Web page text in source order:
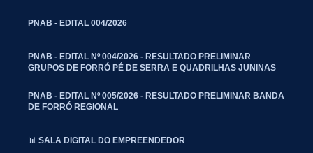
PNAB - EDITAL 004/2026
PNAB - EDITAL Nº 004/2026 - RESULTADO PRELIMINAR
GRUPOS DE FORRÓ PÉ DE SERRA E QUADRILHAS JUNINAS
PNAB - EDITAL Nº 005/2026 - RESULTADO PRELIMINAR BANDA
DE FORRÓ REGIONAL
📊 SALA DIGITAL DO EMPREENDEDOR